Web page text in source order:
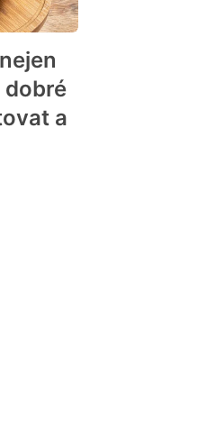
dobré
a